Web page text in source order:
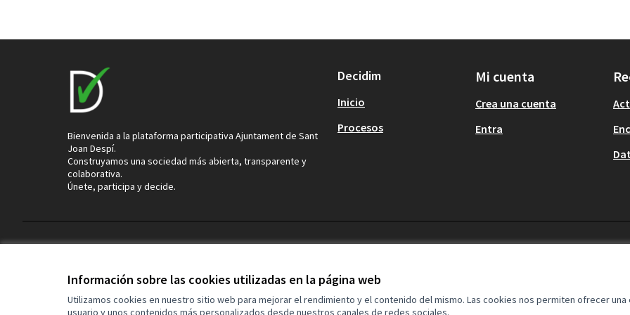
Información sobre las cookies utilizadas en la página web
Utilizamos cookies en nuestro sitio web para mejorar el rendimiento y el contenido del mismo. Las cookies nos permiten ofrecer una
usuario y unos contenidos más personalizados desde nuestros canales de redes sociales.
Bienvenida a la plataforma participativa Ajuntament de Sant
Joan Despí.
Construyamos una sociedad más abierta, transparente y
colaborativa.
Únete, participa y decide.
Decidim
Inicio
Procesos
Mi cuenta
Crea una cuenta
Entra